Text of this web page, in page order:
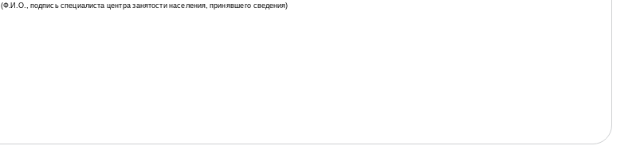
(Ф.И.О., подпись специалиста центра занятости населения, принявшего сведения)